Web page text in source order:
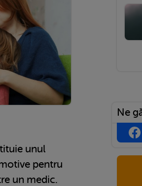
unul
pentru
un medic.
Ne